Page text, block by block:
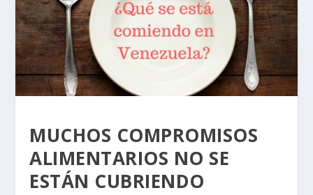
MUCHOS COMPROMISOS
ALIMENTARIOS NO SE
ESTÁN CUBRIENDO